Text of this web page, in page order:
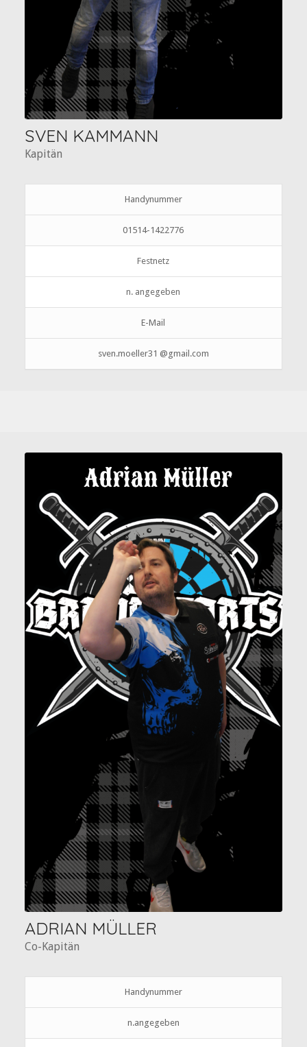
SVEN KAMMANN
Kapitän
Handynummer
01514-1422776
Festnetz
n. angegeben
E-Mail
sven.moeller31 @gmail.com
ADRIAN MÜLLER
Co-Kapitän
Handynummer
n.angegeben